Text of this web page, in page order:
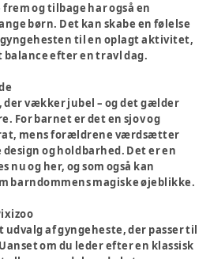
og tilbage har også en
børn. Det kan skabe en følelse
til en oplagt aktivitet,
efter en travl dag.
der vækker jubel – og det gælder
For barnet er det en sjov og
mens forældrene værdsætter
og holdbarhed. Det er en
nu og her, og som også kan
barndommens magiske øjeblikke.
udvalg af gyngeheste, der passer til
om du leder efter en klassisk